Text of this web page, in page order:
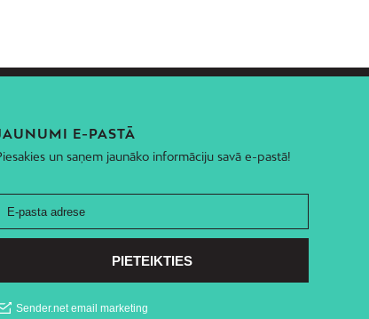
E-PASTĀ
un saņem jaunāko informāciju savā e-pastā!